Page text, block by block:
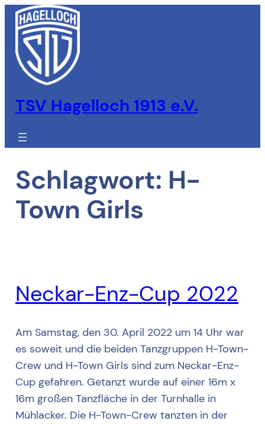
Zum
Inhalt
springen
TSV Hagelloch 1913 e.V.
Schlagwort: H-
Town Girls
Neckar-Enz-Cup 2022
Am Samstag, den 30. April 2022 um 14 Uhr war
es soweit und die beiden Tanzgruppen H-Town-
Crew und H-Town Girls sind zum Neckar-Enz-
Cup gefahren. Getanzt wurde auf einer 16m x
16m großen Tanzfläche in der Turnhalle in
Mühlacker. Die H-Town-Crew tanzten in der